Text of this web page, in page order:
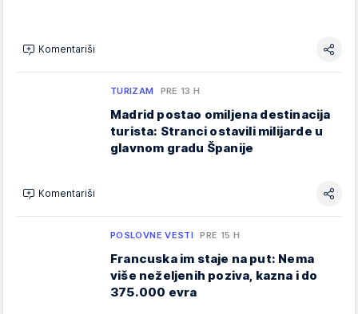
Komentariši
TURIZAM PRE 13 H
Madrid postao omiljena destinacija
turista: Stranci ostavili milijarde u
glavnom gradu Španije
Komentariši
POSLOVNE VESTI PRE 15 H
Francuska im staje na put: Nema
više neželjenih poziva, kazna i do
375.000 evra